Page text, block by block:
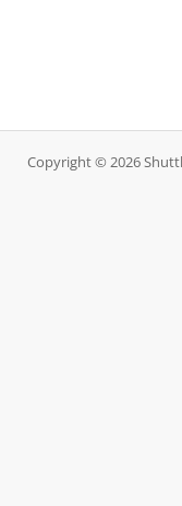
Copyright © 2026